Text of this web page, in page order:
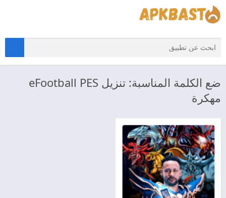
ضع الكلمة المناسبة: تنزيل eFootball PES
مهكرة